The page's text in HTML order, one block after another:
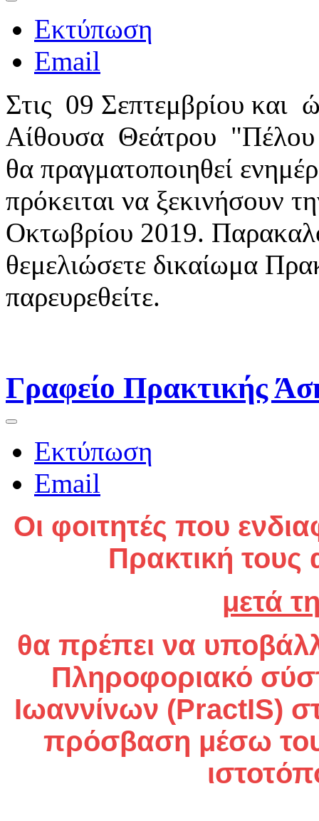
Εκτύπωση
Email
Στις 09 Σεπτεμβρίου και
Αίθουσα Θεάτρου "Πέλου
θα πραγματοποιηθεί
πρόκειται να ξεκινήσουν
Οκτωβρίου 2019.
θεμελιώσετε δικαίωμα
παρευρεθείτε.
Γραφείο Πρακτικής
Εκτύπωση
Email
Οι φοιτητές που
Πρακτική
μετά
θα πρέπει να
Πληροφοριακό
Ιωαννίνων (PractIS)
πρόσβαση μέσω